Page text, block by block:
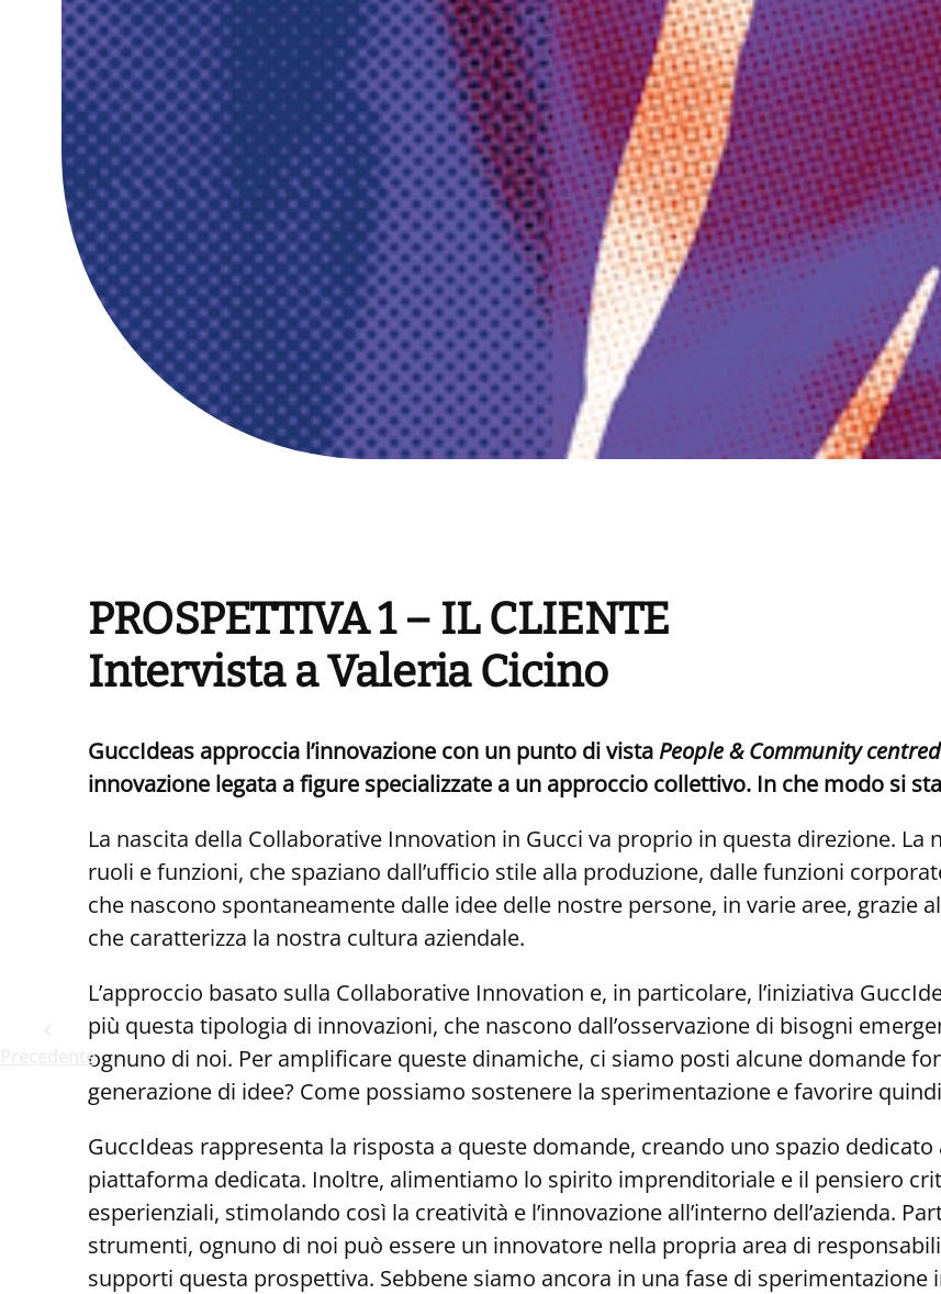
PROSPETTIVA 1 – IL CLIENTE
Intervista a Valeria Cicino
GuccIdeas approccia l’innovazione con un punto divistaPeople& Community centred
innovazione legata afigure specializzate a un approccio collettivo. In che modo si sta
La nascita della Collaborative Innovation in Gucci va proprio in questa direzione. La
ruoli e funzioni, che spaziano dall’ufficio stile alla produzione, dalle funzioni
che nascono spontaneamente dalle idee delle nostre persone, in varie aree, grazie
che caratterizza la nostra cultura aziendale.
L’approccio basato sulla Collaborative Innovation e, in particolare, l’iniziativa
più questa tipologia di innovazioni, che nascono dall’osservazione di bisogni
ognuno di noi. Per amplificare queste dinamiche, ci siamo posti alcune domande
generazione di idee? Come possiamo sostenere la sperimentazione e favorire
GuccIdeas rappresenta la risposta a queste domande, creando uno spazio
piattaforma dedicata. Inoltre, alimentiamo lo spirito imprenditoriale e il pensiero
esperienziali, stimolando così la creatività e l’innovazione all’interno dell’azienda.
strumenti, ognuno di noi può essere un innovatore nella propria area di
supporti questa prospettiva. Sebbene siamo ancora in una fase di sperimentazione
Precedente